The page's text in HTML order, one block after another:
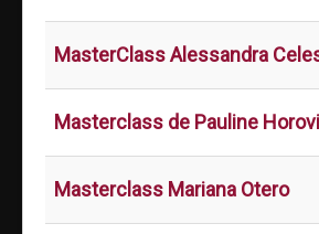
MasterClass Alessandra
Masterclass de Pauline
Masterclass Mariana Otero